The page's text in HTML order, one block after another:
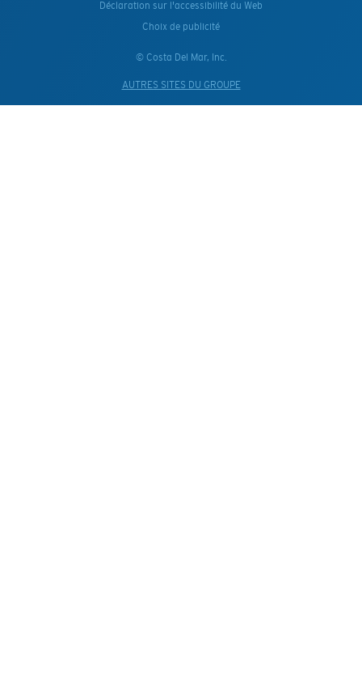
Déclaration sur l'accessibilité du Web
Choix de publicité
© Costa Del Mar, Inc.
AUTRES SITES DU GROUPE